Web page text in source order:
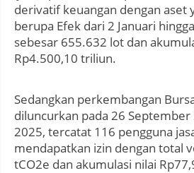
derivatif keuangan dengan aset
berupa Efek dari 2 Januari
sebesar 655.632 lot dan
Rp4.500,10 triliun.
Sedangkan perkembangan
diluncurkan pada 26 September
2025, tercatat 116 pengguna
mendapatkan izin dengan total
tCO2e dan akumulasi nilai